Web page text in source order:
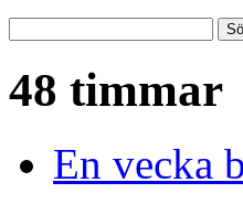
48 timmar
En vecka